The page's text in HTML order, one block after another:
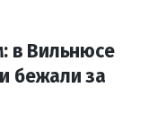
в Вильнюсе
бежали за